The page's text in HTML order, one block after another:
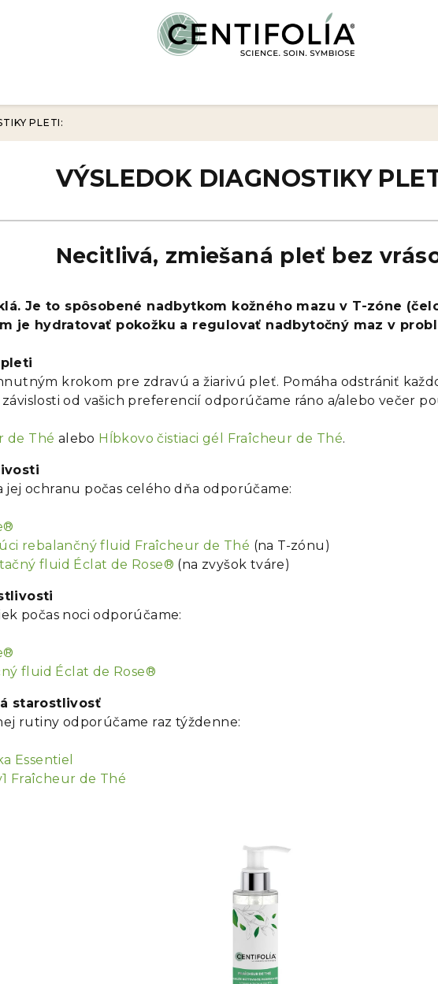
PLETI:
VÝSLEDOK DIAGNOSTIKY
Necitlivá, zmiešaná pleť bez
Je to spôsobené nadbytkom kožného mazu v T-zóne
je hydratovať pokožku a regulovať nadbytočný maz v
krokom pre zdravú a žiarivú pleť. Pomáha odstrániť
od vašich preferencií odporúčame ráno a/alebo večer
de Thé alebo Hĺbkovo čistiaci gél Fraîcheur de Thé.
ochranu počas celého dňa odporúčame:
rebalančný fluid Fraîcheur de Thé (na T-zónu)
fluid Éclat de Rose® (na zvyšok tváre)
počas noci odporúčame:
fluid Éclat de Rose®
starostlivosť
rutiny odporúčame raz týždenne:
Essentiel
Fraîcheur de Thé